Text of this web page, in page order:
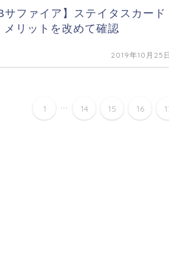
サファイア】ステイタスカード
メリットを改めて確認
2019年10月25日
1 ... 14 15 16